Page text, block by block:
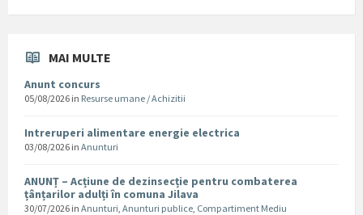
MAI MULTE
Anunt concurs
05/08/2026 in Resurse umane / Achizitii
Intreruperi alimentare energie electrica
03/08/2026 in Anunturi
ANUNȚ – Acțiune de dezinsecție pentru combaterea
țânțarilor adulți în comuna Jilava
30/07/2026 in Anunturi, Anunturi publice, Compartiment Mediu